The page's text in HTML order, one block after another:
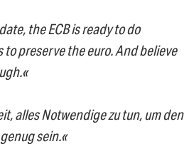
the ECB is ready to do
to preserve the euro. And believe
alles Notwendige zu tun, um den
sein.«